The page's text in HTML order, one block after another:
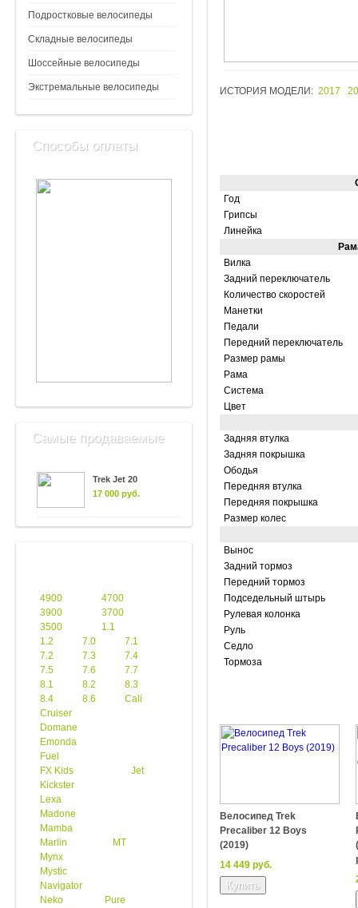
Подростковые велосипеды
Складные велосипеды
Шоссейные велосипеды
Экстремальные велосипеды
Способы оплаты
Самые продаваемые
Trek Jet 20
17 000 руб.
4900
4700
3900
3700
3500
1.1
1.2
7.0
7.1
7.2
7.3
7.4
7.5
7.6
7.7
8.1
8.2
8.3
8.4
8.6
Cali
Cruiser
Domane
Emonda
Fuel
FX Kids
Jet
Kickster
Lexa
Madone
Mamba
Marlin
MT
Mynx
Mystic
Navigator
Neko
Pure
ИСТОРИЯ МОДЕЛИ: 2017
Год
Грипсы
Линейка
Вилка
Задний переключатель
Количество скоростей
Манетки
Педали
Передний переключатель
Размер рамы
Рама
Система
Цвет
Задняя втулка
Задняя покрышка
Ободья
Передняя втулка
Передняя покрышка
Размер колес
Вынос
Задний тормоз
Передний тормоз
Подседельный штырь
Рулевая колонка
Руль
Седло
Тормоза
Велосипед Trek
Precaliber 12 Boys
(2019)
14 449 руб.